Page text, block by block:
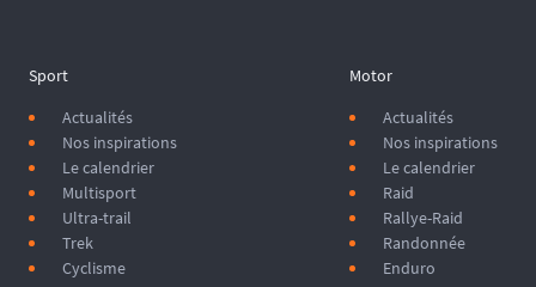
Sport
Actualités
Nos inspirations
Le calendrier
Multisport
Ultra-trail
Trek
Cyclisme
Motor
Actualités
Nos inspirations
Le calendrier
Raid
Rallye-Raid
Randonnée
Enduro